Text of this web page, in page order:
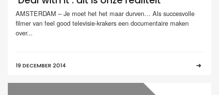
AMSTERDAM – Je moet het het maar durven… Als succesvolle
filmer van feel good televisie-krakers een documentaire maken
over...
19 DECEMBER 2014